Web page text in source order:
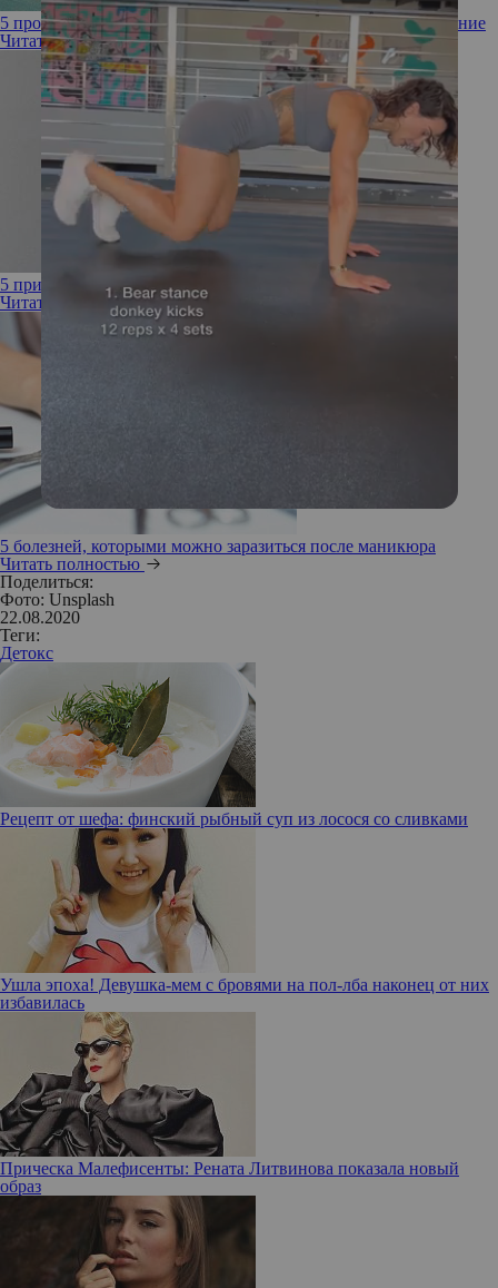
5 проблем, к которым может привести интервальное голодание
Читать полностью
5 причин отказаться от массажа сухой щеткой
Читать полностью
5 болезней, которыми можно заразиться после маникюра
Читать полностью
Поделиться:
Фото: Unsplash
22.08.2020
Теги:
Детокс
Рецепт от шефа: финский рыбный суп из лосося со сливками
Ушла эпоха! Девушка-мем с бровями на пол-лба наконец от них
избавилась
Прическа Малефисенты: Рената Литвинова показала новый
образ